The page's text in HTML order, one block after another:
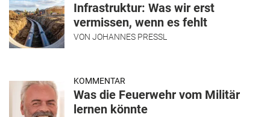
Infrastruktur: Was wir erst
vermissen, wenn es fehlt
VON JOHANNES PRESSL
KOMMENTAR
Was die Feuerwehr vom Militär
lernen könnte